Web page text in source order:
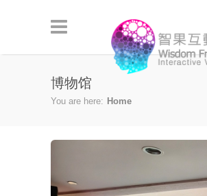
博物馆
You are here: Home